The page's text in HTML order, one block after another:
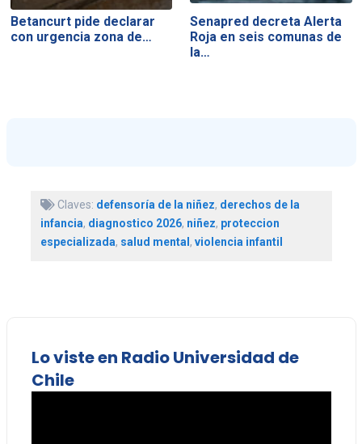
Betancurt pide declarar
con urgencia zona de…
Senapred decreta Alerta
Roja en seis comunas de
la…
Claves: defensoría de la niñez, derechos de la
infancia, diagnostico 2026, niñez, proteccion
especializada, salud mental , violencia infantil
Lo viste en Radio Universidad de
Chile